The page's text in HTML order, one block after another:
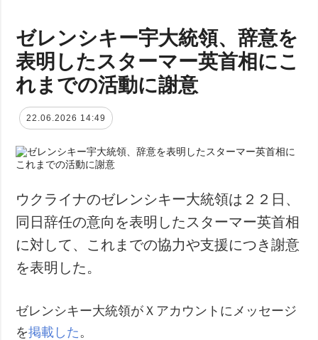
ゼレンシキー宇大統領、辞意を
表明したスターマー英首相にこ
れまでの活動に謝意
22.06.2026 14:49
ウクライナのゼレンシキー大統領は２２日、
同日辞任の意向を表明したスターマー英首相
に対して、これまでの協力や支援につき謝意
を表明した。
ゼレンシキー大統領がＸアカウントにメッセージ
を掲載した 。